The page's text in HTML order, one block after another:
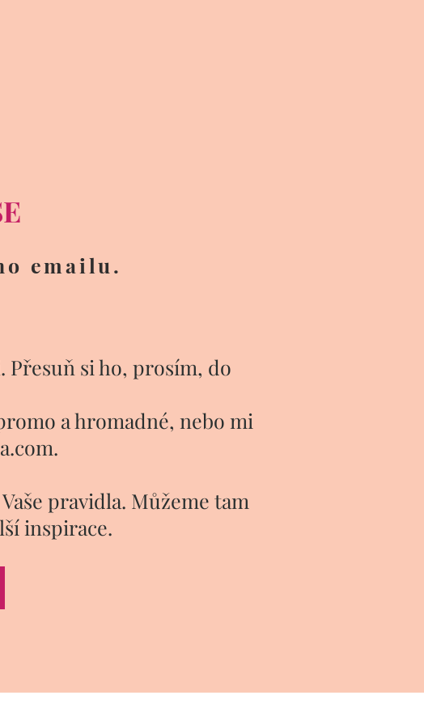
emailu.
. Přesuň si ho, prosím, do
a hromadné, nebo mi
pravidla. Můžeme tam
inspirace.